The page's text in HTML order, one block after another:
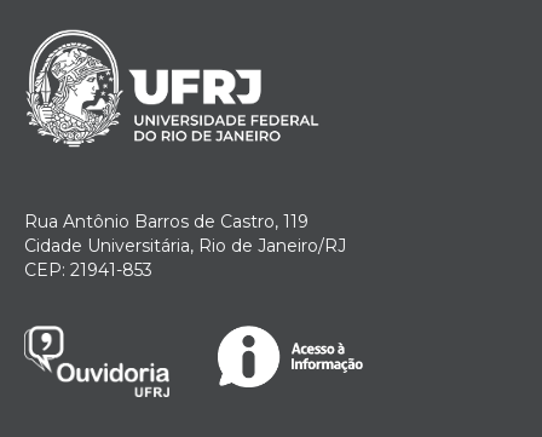
Rua Antônio Barros de Castro, 119
Cidade Universitária, Rio de Janeiro/RJ
CEP: 21941-853